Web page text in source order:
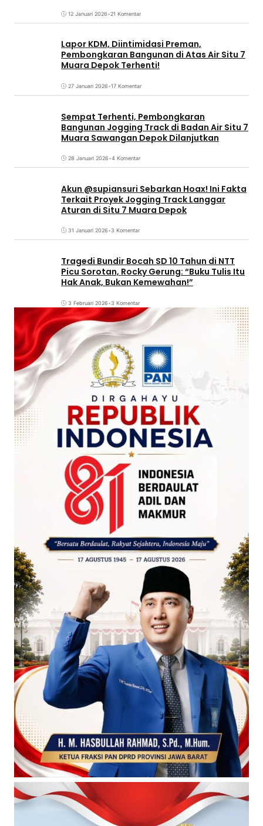
12 Januari 2026•21 Komentar
Lapor KDM, Diintimidasi Preman,
Pembongkaran Bangunan di Atas Air Situ 7
Muara Depok Terhenti!
27 Januari 2026•17 Komentar
Sempat Terhenti, Pembongkaran
Bangunan Jogging Track di Badan Air Situ 7
Muara Sawangan Depok Dilanjutkan
28 Januari 2026•4 Komentar
Akun @supiansuri Sebarkan Hoax! Ini Fakta
Terkait Proyek Jogging Track Langgar
Aturan di Situ 7 Muara Depok
31 Januari 2026•3 Komentar
Tragedi Bundir Bocah SD 10 Tahun di NTT
Picu Sorotan, Rocky Gerung: “Buku Tulis Itu
Hak Anak, Bukan Kemewahan!”
3 Februari 2026•3 Komentar